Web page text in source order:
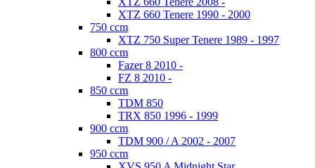
XTZ 660 Tenere 1990 - 2000
750 ccm
XTZ 750 Super Tenere 1989 - 1997
800 ccm
Fazer 8 2010 -
FZ 8 2010 -
850 ccm
TDM 850
TRX 850 1996 - 1999
900 ccm
TDM 900 / A 2002 - 2007
950 ccm